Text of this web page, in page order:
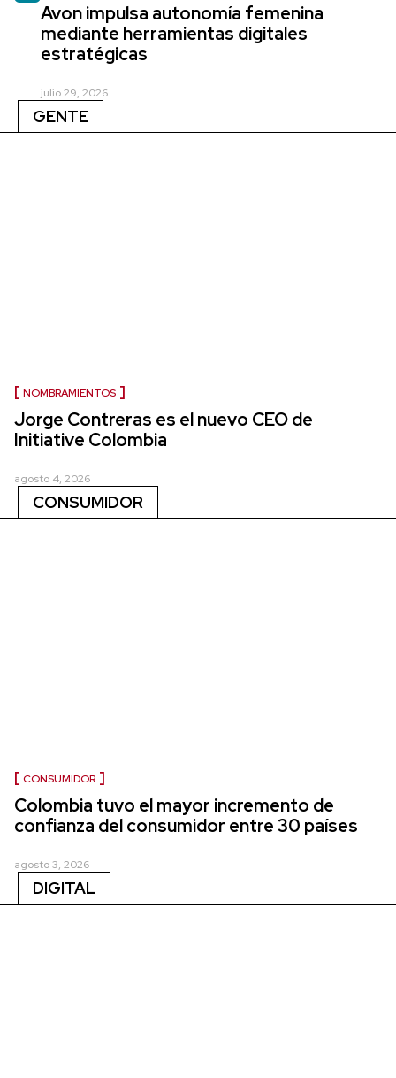
Avon impulsa autonomía femenina
mediante herramientas digitales
estratégicas
julio 29, 2026
GENTE
NOMBRAMIENTOS
Jorge Contreras es el nuevo CEO de
Initiative Colombia
agosto 4, 2026
CONSUMIDOR
CONSUMIDOR
Colombia tuvo el mayor incremento de
confianza del consumidor entre 30 países
agosto 3, 2026
DIGITAL